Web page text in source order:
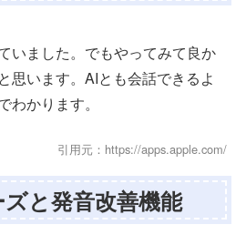
いました。でもやってみて良か
思います。AIとも会話できるよ
わかります。
引用元：https://apps.apple.com/
と発音改善機能